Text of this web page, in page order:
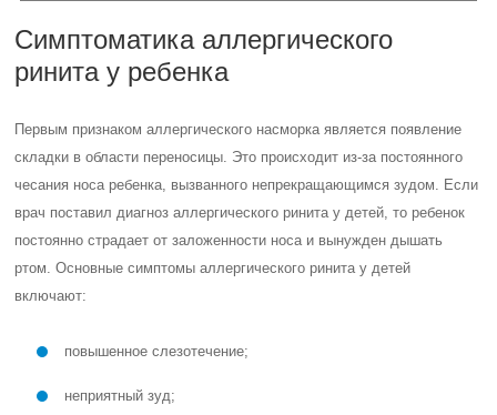
Симптоматика аллергического
ринита у ребенка
Первым признаком аллергического насморка является появление
складки в области переносицы. Это происходит из-за постоянного
чесания носа ребенка, вызванного непрекращающимся зудом. Если
врач поставил диагноз аллергического ринита у детей, то ребенок
постоянно страдает от заложенности носа и вынужден дышать
ртом. Основные симптомы аллергического ринита у детей
включают:
повышенное слезотечение;
неприятный зуд;